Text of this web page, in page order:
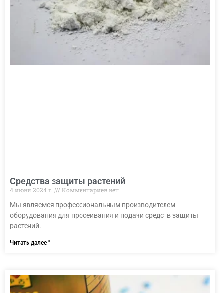
Средства защиты растений
4 июня 2024 г.
Комментариев нет
Мы являемся профессиональным производителем
оборудования для просеивания и подачи средств защиты
растений.
Читать далее "